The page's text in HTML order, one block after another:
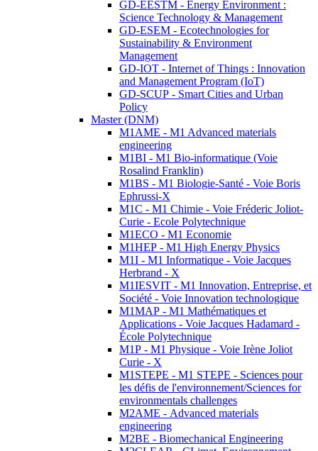
GD-EESTM - Energy Environment :
Science Technology & Management
GD-ESEM - Ecotechnologies for
Sustainability & Environment
Management
GD-IOT - Internet of Things : Innovation
and Management Program (IoT)
GD-SCUP - Smart Cities and Urban
Policy
Master (DNM)
M1AME - M1 Advanced materials
engineering
M1BI - M1 Bio-informatique (Voie
Rosalind Franklin)
M1BS - M1 Biologie-Santé - Voie Boris
Ephrussi-X
M1C - M1 Chimie - Voie Fréderic Joliot-
Curie - Ecole Polytechnique
M1ECO - M1 Economie
M1HEP - M1 High Energy Physics
M1I - M1 Informatique - Voie Jacques
Herbrand - X
M1IESVIT - M1 Innovation, Entreprise, et
Société - Voie Innovation technologique
M1MAP - M1 Mathématiques et
Applications - Voie Jacques Hadamard -
École Polytechnique
M1P - M1 Physique - Voie Irène Joliot
Curie - X
M1STEPE - M1 STEPE - Sciences pour
les défis de l'environnement/Sciences for
environmentals challenges
M2AME - Advanced materials
engineering
M2BE - Biomechanical Engineering